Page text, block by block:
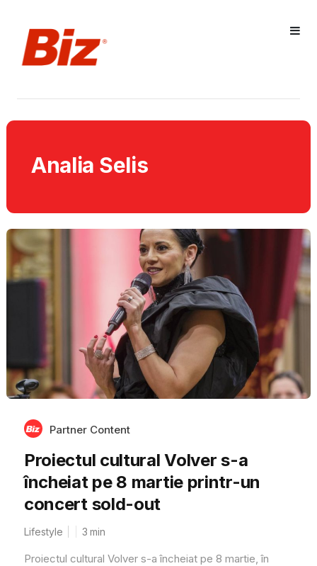
Analia Selis
Partner Content
Proiectul cultural Volver s-a
încheiat pe 8 martie printr-un
concert sold-out
Lifestyle 3 min
Proiectul cultural Volver s-a încheiat pe 8 martie, în